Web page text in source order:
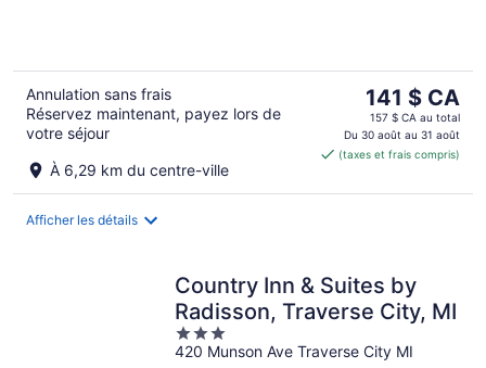
Annulation sans frais
Réservez maintenant, payez lors de
votre séjour
À 6,29 km du centre-ville
Le
prix
est
de 141 $ CA
141 $ CA
157 $ CA au total
Du 30 août au 31 août
(taxes et frais compris)
Afficher les détails
Country Inn & Suites by
Radisson, Traverse City, MI
3
out
420 Munson Ave Traverse City MI